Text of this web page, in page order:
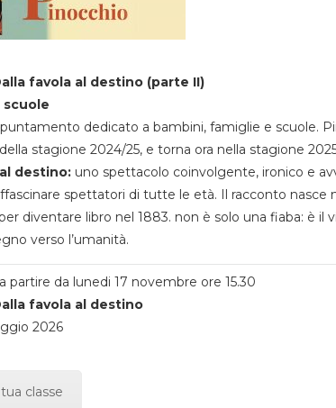
favola al destino (parte II)
dedicato a bambini, famiglie e scuole.
stagione 2024/25, e torna ora nella stagione
destino:uno spettacolo coinvolgente, ironico e
spettatori di tutte le età. Il racconto nasce
diventare libro nel 1883. non è solo una fiaba: è il
verso l’umanità.
partire da lunedi 17 novembre ore 15.30
favola al destino
2026
classe